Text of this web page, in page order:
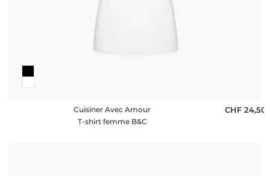
Cuisiner Avec Amour
T-shirt femme B&C
CHF 24,50